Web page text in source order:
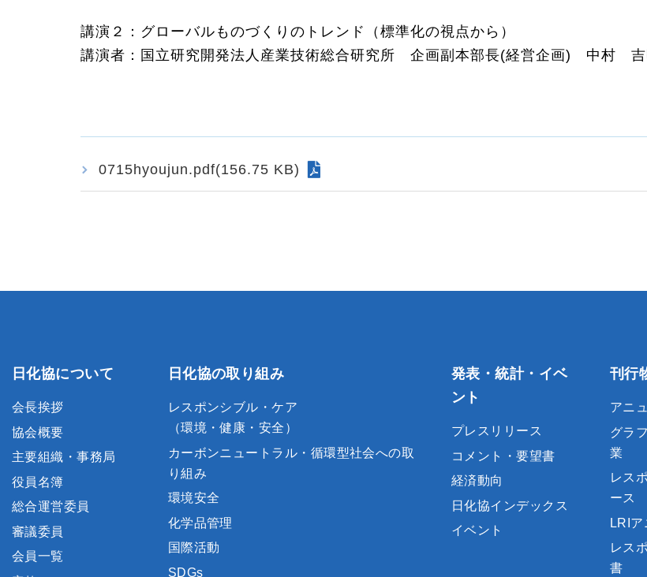
講演２：グローバルものづくりのトレンド（標準化の視点から）
講演者：国立研究開発法人産業技術総合研究所 企画副本部長(経営企画) 中村 吉
0715hyoujun.pdf(156.75 KB)
日化協について
会長挨拶
協会概要
主要組織・事務局
役員名簿
総合運営委員
審議委員
会員一覧
日化協の取り組み
レスポンシブル・ケア
（環境・健康・安全）
カーボンニュートラル・循環型社会への取
り組み
環境安全
化学品管理
国際活動
SDGs
発表・統計・イベ
ント
プレスリリース
コメント・要望書
経済動向
日化協インデックス
イベント
刊行
アニ
グラ
業
レス
ース
LRIア
レス
書